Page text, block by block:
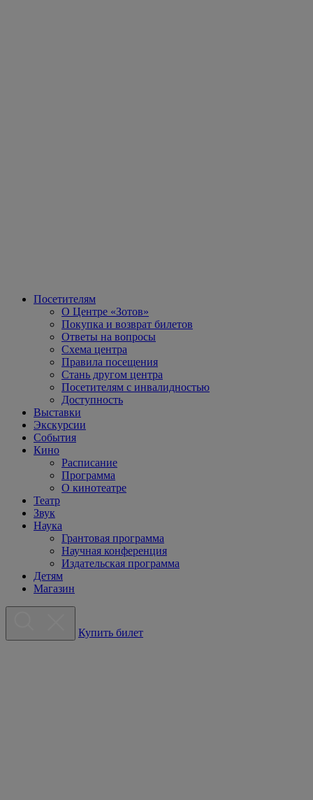
Посетителям
О Центре «Зотов»
Покупка и возврат билетов
Ответы на вопросы
Схема центра
Правила посещения
Стань другом центра
Посетителям с инвалидностью
Доступность
Выставки
Экскурсии
События
Кино
Расписание
Программа
О кинотеатре
Театр
Звук
Наука
Грантовая программа
Научная конференция
Издательская программа
Детям
Магазин
Купить билет